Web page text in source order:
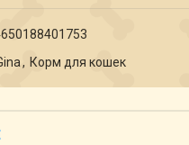
, Корм для кошек